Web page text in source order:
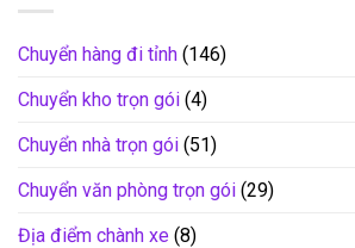
Chuyển hàng đi tỉnh (146)
Chuyển kho trọn gói (4)
Chuyển nhà trọn gói (51)
Chuyển văn phòng trọn gói (29)
Địa điểm chành xe (8)